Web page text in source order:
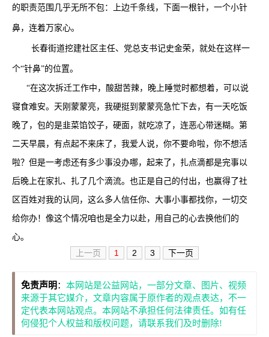
的职责范围几乎无所不包：上边千条线，下面一根针，一个小针
鼻，连着万家心。
长春街道挖建社区主任、党总支书记史金荣，就处在这样一
个“针鼻”的位置。
“在这次拆迁工作中，酸甜苦辣，晚上睡觉时都想着，可以说
寝食难安。天刚蒙蒙亮，我硬挺到蒙蒙亮急忙下去，有一天吃饭
晚了，包的是韭菜馅饺子，硬面，就吃凉了，连恶心带迷糊。第
二天早晨，有点起不来床了，我爱人说，你不要命啦，你不想活
啦？但是一考虑还有多少事没办哪，起来了，扎点滴都是完事以
后晚上在家扎、扎了几个滴流。也正是自己的付出，也赢得了社
区百姓对我的认同，这么多人信任你、大事小事都找你，一切交
给你办！像这个情况咱也是全力以赴，用自己的心去换他们的
心。
上一页 1 2 3 下一页
免责声明 ： 本网站是公益网站，一部分文章、图片、视频
来源于其它媒介，文章内容属于原作者的观点表达，不一
定代表本网站观点。本网站不承担任何法律责任。如有任
何侵犯个人权益和版权问题，请联系我们及时删除!